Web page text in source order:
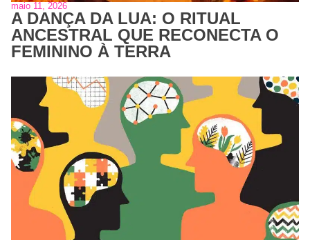
maio 11, 2026
A DANÇA DA LUA: O RITUAL
ANCESTRAL QUE RECONECTA O
FEMININO À TERRA